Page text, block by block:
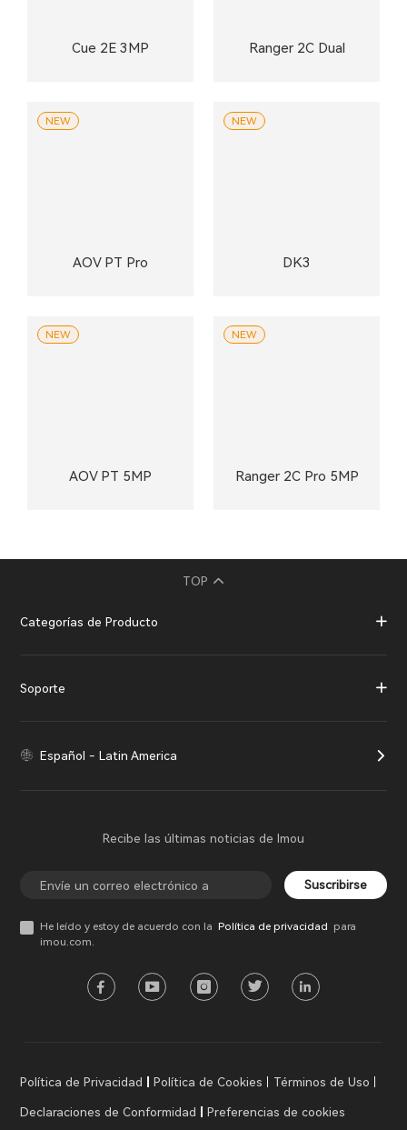
Cue 2E 3MP Ranger 2C Dual
AOV PT Pro
NEW
DK3
NEW
AOV PT 5MP
NEW
Ranger 2C Pro 5MP
NEW
TOP
Categorías de Producto
Soporte
Español - Latin America
Recibe las últimas noticias de Imou
Suscribirse
He leído y estoy de acuerdo con la Política de privacidad para
imou.com.
Política de Privacidad Política de Cookies Términos de Uso
Declaraciones de Conformidad Preferencias de cookies